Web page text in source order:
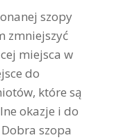
szopy
zmniejszyć
miejsca w
do
które są
okazje i do
szopa